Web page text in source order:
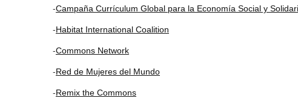
-Campaña Currículum Global para la Economía Social y
-Habitat International Coalition
-Commons Network
-Red de Mujeres del Mundo
-Remix the Commons